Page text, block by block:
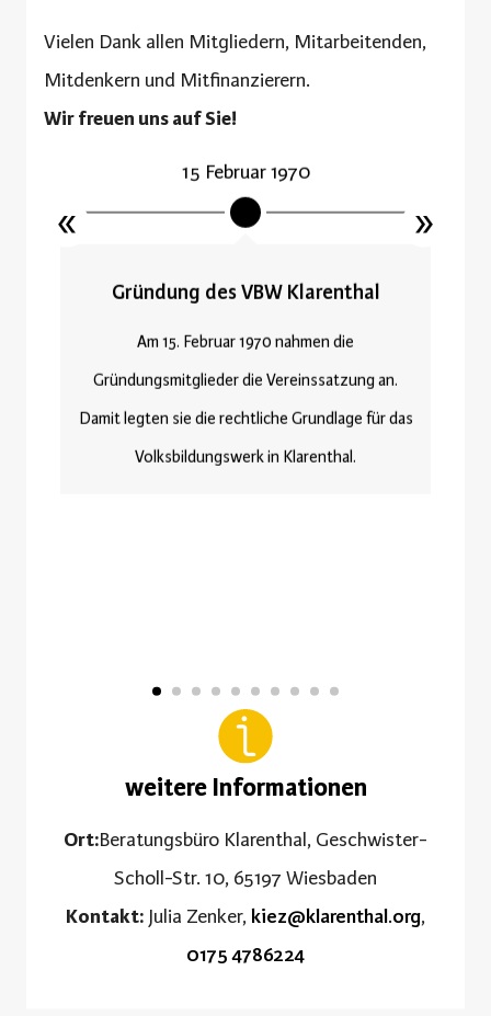
Vielen Dank allen Mitgliedern, Mitarbeitenden,
Mitdenkern und Mitfinanzierern.
Wir freuen uns auf Sie!
15 Februar 1970
Gründung des VBW Klarenthal
Am 15. Februar 1970 nahmen die
Gründungsmitglieder die Vereinssatzung an.
Damit legten sie die rechtliche Grundlage für das
Volksbildungswerk in Klarenthal.
weitere Informationen
Ort:Beratungsbüro Klarenthal, Geschwister-
Scholl-Str. 10, 65197 Wiesbaden
Kontakt: Julia Zenker,kiez@klarenthal.org,
0175 4786224